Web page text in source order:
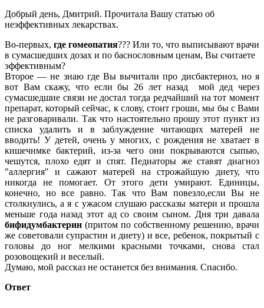
Добрый день, Дмитрий. Прочитала Вашу статью об
неэффективных лекарствах.
Во-первых, где гомеопатия??? Или то, что выписывают врачи
в сумасшедших дозах и по баснословным ценам, Вы считаете
эффективным?
Второе — не знаю где Вы вычитали про дисбактериоз, но я
вот Вам скажу, что если бы 26 лет назад мой дед через
сумасшедшие связи не достал тогда редчайший на тот момент
препарат, который сейчас, к слову, стоит гроши, мы бы с Вами
не разговаривали. Так что настоятельно прошу этот пункт из
списка удалить и в заблуждение читающих матерей не
вводить! У детей, очень у многих, с рождения не хватает в
кишечнмке бактерий, из-за чего они покрываются сыпью,
чешутся, плохо едят и спят. Педиаторы же ставят диагноз
"аллергия" и сажают матерей на строжайшую диету, что
никогда не помогает. От этого дети умирают. Единицы,
конечно, но все равно. Так что Вам повезло,если Вы не
столкнулись, а я с ужасом слушаю рассказы матери и прошла
меньше года назад этот ад со своим сыном. Дня три давала
бифидумбактерин (притом по собственному решению, врачи
же советовали супрастин и диету) и все, ребенок, покрытый с
головы до ног мелкими красными точками, снова стал
розовощекий и веселый.
Думаю, мой рассказ не останется без внимания. Спасибо.
Ответ